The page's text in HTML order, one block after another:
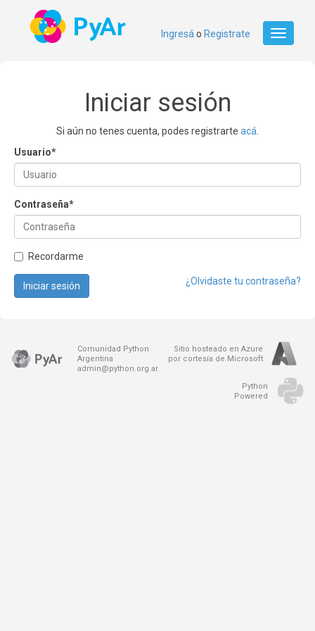
Toggle
Ingresá o Registrate
Iniciar sesión
Si aún no tenes cuenta, podes registrarte acá
Usuario*
Contraseña*
Recordarme
¿Olvidaste tu contraseña?
Iniciar sesión
Comunidad Python
Argentina
admin@python.org.ar
Sitio hosteado en Azure
por cortesía de Microsoft
Python
Powered